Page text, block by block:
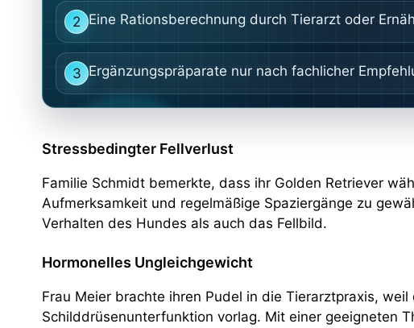
2 Eine Rationsberechnung durch Tierarzt oder
3 Ergänzungspräparate nur nach fachlicher
Stressbedingter Fellverlust
Familie Schmidt bemerkte, dass ihr Golden Retriever
Aufmerksamkeit und regelmäßige Spaziergänge zu
Verhalten des Hundes als auch das Fellbild.
Hormonelles Ungleichgewicht
Frau Meier brachte ihren Pudel in die Tierarztpraxis,
Schilddrüsenunterfunktion vorlag. Mit einer geeigneten